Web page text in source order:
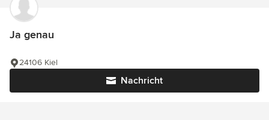
Ja genau
Nachricht
24106 Kiel